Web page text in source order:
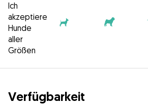
Ich
akzeptiere
Hunde
aller
Größen
Verfügbarkeit